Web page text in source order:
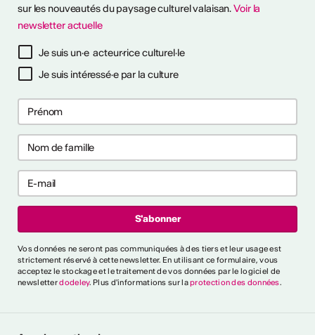
été culturel. ...
plus
collaborations
premières collaborations
rappeur·euses et
déjà publié un EP ou un
CHF. Délai : 1er
sur les nouveautés du paysage culturel valaisan.Voir la
newsletter actuelle
Je suis un·e acteur·rice culturel·le
Je suis intéressé·e par la culture
Vos données ne seront pas communiquées à des tiers et leur usage est
strictement réservé à cette newsletter. En utilisant ce formulaire, vous
acceptez le stockage et le traitement de vos données par le logiciel de
newsletterdodeley. Plus d'informations sur laprotection des données.